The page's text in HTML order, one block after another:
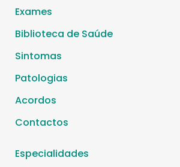
Exames
Biblioteca de Saúde
Sintomas
Patologias
Acordos
Contactos
Especialidades